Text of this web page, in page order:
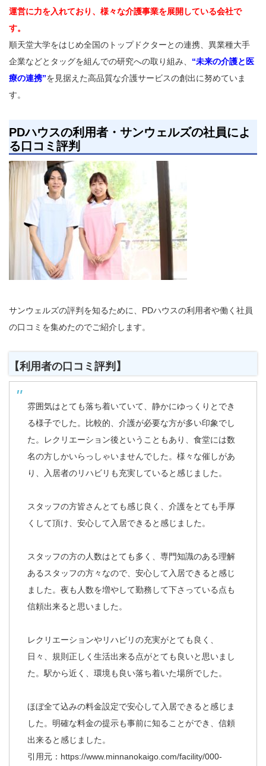
運営に力を入れており、様々な介護事業を展開している会社で
す。
順天堂大学をはじめ全国のトップドクターとの連携、異業種大手
企業などとタッグを組んでの研究への取り組み、 “未来の介護と医
療の連携”を見据えた高品質な介護サービスの創出に努めていま
す。
PDハウスの利用者・サンウェルズの社員によ
る口コミ評判
サンウェルズの評判を知るために、PDハウスの利用者や働く社員
の口コミを集めたのでご紹介します。
【利用者の口コミ評判】
雰囲気はとても落ち着いていて、静かにゆっくりとでき
る様子でした。比較的、介護が必要な方が多い印象でし
た。レクリエーション後ということもあり、食堂には数
名の方しかいらっしゃいませんでした。様々な催しがあ
り、入居者のリハビリも充実していると感じました。
スタッフの方皆さんとても感じ良く、介護をとても手厚
くして頂け、安心して入居できると感じました。
スタッフの方の人数はとても多く、専門知識のある理解
あるスタッフの方々なので、安心して入居できると感じ
ました。夜も人数を増やして勤務して下さっている点も
信頼出来ると思いました。
レクリエーションやリハビリの充実がとても良く、
日々、規則正しく生活出来る点がとても良いと思いまし
た。駅から近く、環境も良い落ち着いた場所でした。
ほぼ全て込みの料金設定で安心して入居できると感じま
した。明確な料金の提示も事前に知ることができ、信頼
出来ると感じました。
引用元： https://www.minnanokaigo.com/facility/000-